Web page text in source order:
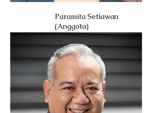
Paramita Setiawan
(Anggota)